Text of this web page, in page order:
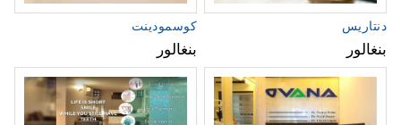
كوسمودينت
بنغالور
دنتاريس
بنغالور